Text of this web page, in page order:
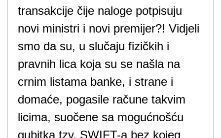
transakcije čije naloge potpisuju
novi ministri i novi premijer?! Vidjeli
smo da su, u slučaju fizičkih i
pravnih lica koja su se našla na
crnim listama banke, i strane i
domaće, pogasile račune takvim
licima, suočene sa mogućnošću
gubitka tzv. SWIFT-a bez kojeg